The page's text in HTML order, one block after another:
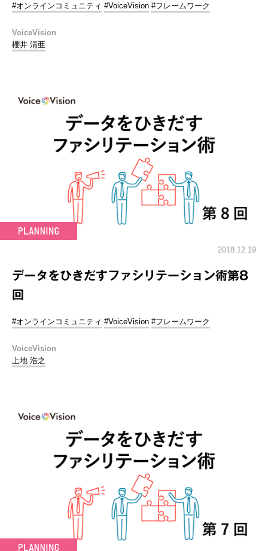
#オンラインコミュニティ #VoiceVision #フレームワーク
VoiceVision
櫻井 清亜
2018.12.19
データをひきだすファシリテーション術第8
回
#オンラインコミュニティ #VoiceVision #フレームワーク
VoiceVision
上地 浩之